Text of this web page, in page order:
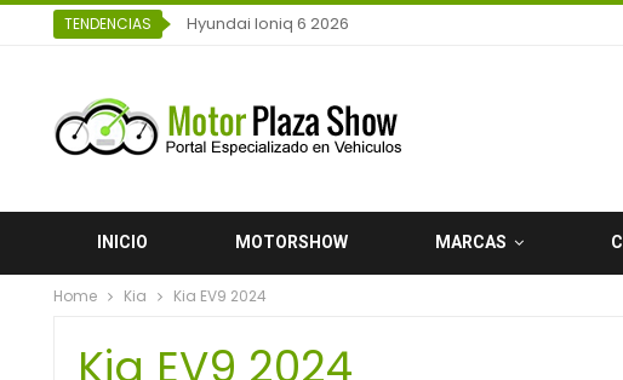
TENDENCIAS Hyundai Ioniq 6 2026
INICIO MOTORSHOW MARCAS
Home Kia Kia EV9 2024
Kia EV9 2024